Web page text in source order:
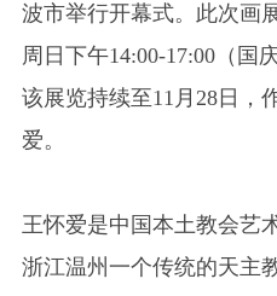
波市举行开幕式。此次画
周日下午14:00-17:00（国
该展览持续至11月28日，
爱。
王怀爱是中国本土教会艺
浙江温州一个传统的天主